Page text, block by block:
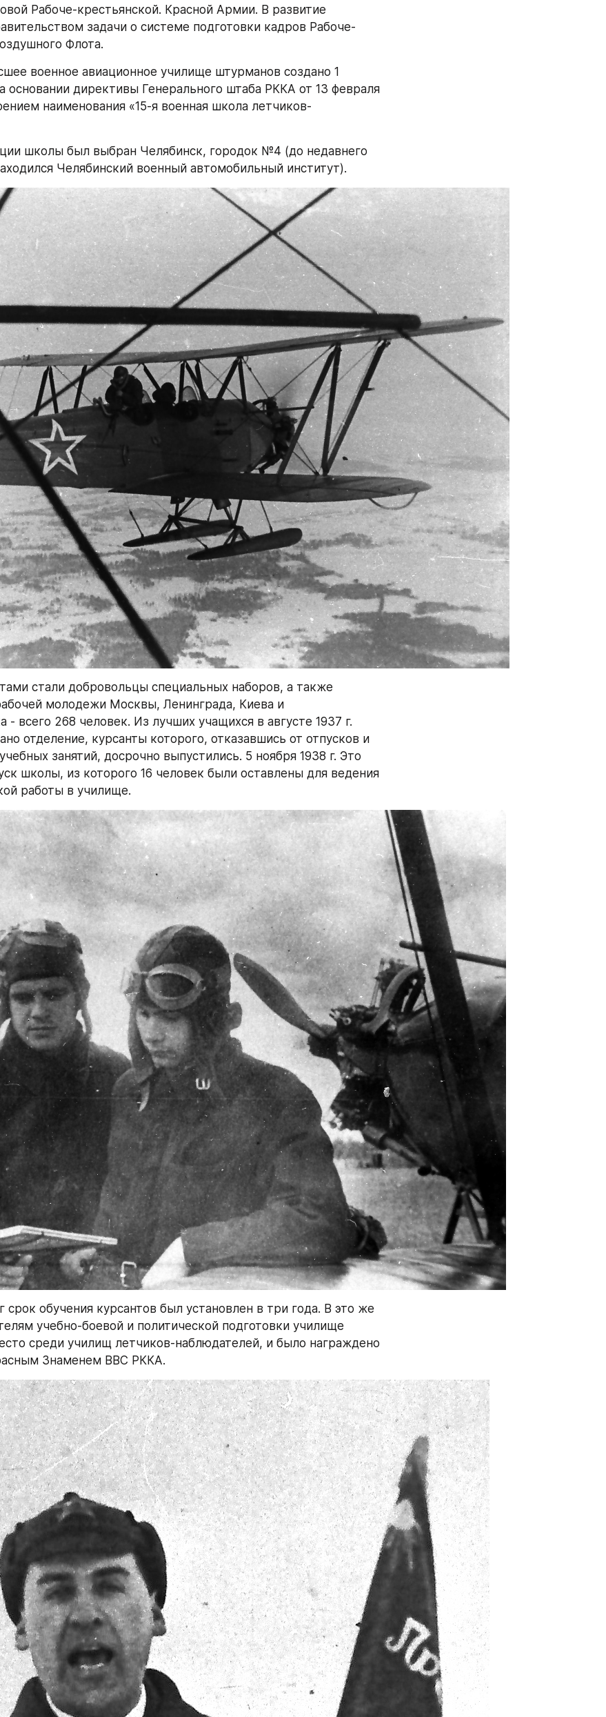
Рабоче-крестьянской. Красной Армии. В развитие
задачи о системе подготовки кадров Рабоче-
Флота.
военное авиационное училище штурманов создано 1
основании директивы Генерального штаба РККА от 13 февраля
наименования «15-я военная школа летчиков-
школы был выбран Челябинск, городок №4 (до недавнего
Челябинский военный автомобильный институт).
стали добровольцы специальных наборов, а также
молодежи Москвы, Ленинграда, Киева и
- всего 268 человек. Из лучших учащихся в августе 1937 г.
отделение, курсанты которого, отказавшись от отпусков и
занятий, досрочно выпустились. 5 ноября 1938 г. Это
школы, из которого 16 человек были оставлены для ведения
работы в училище.
срок обучения курсантов был установлен в три года. В это же
учебно-боевой и политической подготовки училище
среди училищ летчиков-наблюдателей, и было награждено
Знаменем ВВС РККА.